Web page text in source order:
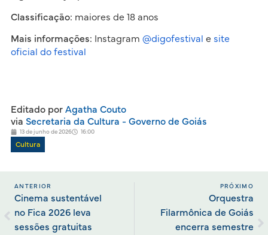
Classificação: maiores de 18 anos
Mais informações: Instagram @digofestival esite
oficial do festival
Editado porAgatha Couto
via Secretaria da Cultura - Governo de Goiás
13 de junho de 2026 16:00
Cultura
ANTERIOR
Cinema sustentável
no Fica 2026 leva
sessões gratuitas
PRÓXIMO
Orquestra
Filarmônica de Goiás
encerra semestre